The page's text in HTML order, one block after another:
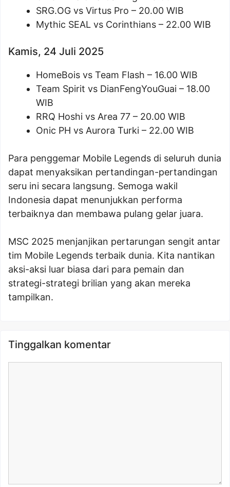
SRG.OG vs Virtus Pro – 20.00 WIB
Mythic SEAL vs Corinthians – 22.00 WIB
Kamis, 24 Juli 2025
HomeBois vs Team Flash – 16.00 WIB
Team Spirit vs DianFengYouGuai – 18.00
WIB
RRQ Hoshi vs Area 77 – 20.00 WIB
Onic PH vs Aurora Turki – 22.00 WIB
Para penggemar Mobile Legends di seluruh dunia
dapat menyaksikan pertandingan-pertandingan
seru ini secara langsung. Semoga wakil
Indonesia dapat menunjukkan performa
terbaiknya dan membawa pulang gelar juara.
MSC 2025 menjanjikan pertarungan sengit antar
tim Mobile Legends terbaik dunia. Kita nantikan
aksi-aksi luar biasa dari para pemain dan
strategi-strategi brilian yang akan mereka
tampilkan.
Tinggalkan komentar